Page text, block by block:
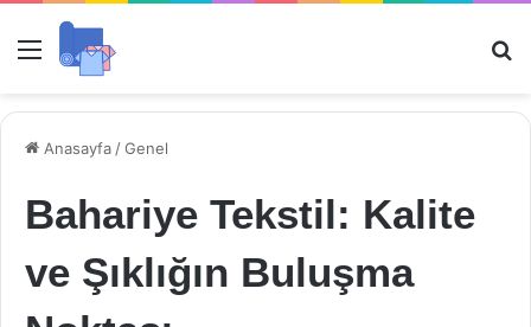
Menü
Anasayfa /Genel
Bahariye Tekstil: Kalite
ve Şıklığın Buluşma